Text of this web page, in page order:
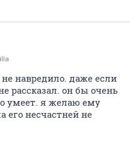
навредило. даже если
рассказал. он бы очень
умеет. я желаю ему
его несчастней не